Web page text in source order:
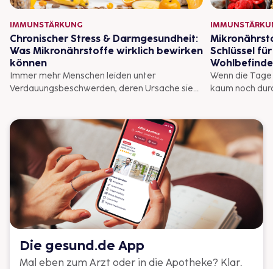
IMMUNSTÄRKUNG
Chronischer Stress & Darmgesundheit:
Was Mikronährstoffe wirklich bewirken
können
Immer mehr Menschen leiden unter
Verdauungsbeschwerden, deren Ursache sie
Schlüssel
Wenn die
kaum noch
Trockene
weniger
die ständige
Bakterien in
Infekte,
Die gesund.de App
Mal eben zum Arzt oder in die Apotheke? Klar.